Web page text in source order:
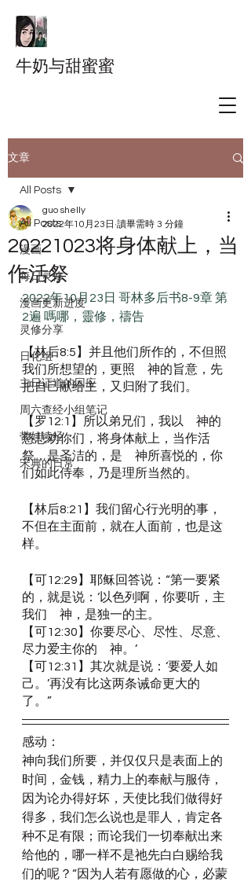
牛奶与甜蜜蜜
文章
All Posts
漫画
每日灵修
漫画更新进度
灵修分享
日化组
主日证道的回应
周六查经小组笔记
带娃读经
宋典的日常
All Posts
20221023将身体献上，当
作活祭
guo shelly
2022年10月23日 讀畢需時 3 分鐘
2022年10月23日 哥林多后书8-9章 第
2遍 嗎哪，靈修，禱告
【林后8:5】并且他们所作的，不但照
我们所想望的，更照　神的旨意，先
把自己献给主，又归附了我们。
【罗12:1】所以弟兄们，我以　神的
慈悲劝你们，将身体献上，当作活
祭，是圣洁的，是　神所喜悦的，你
们如此侍奉，乃是理所当然的。
【林后8:21】我们留心行光明的事，
不但在主面前，就在人面前，也是这
样。
【可12:29】耶稣回答说：“第一要紧
的，就是说：‘以色列啊，你要听，主
我们　神，是独一的主。
【可12:30】你要尽心、尽性、尽意、
尽力爱主你的　神。’
【可12:31】其次就是说：‘要爱人如
己。’再没有比这两条诫命更大的
了。”
感动：
神向我们所要，并仅仅只是表面上的
时间，金钱，精力上的奉献与服侍，
因为论办得好坏，天使比我们做得好
得多，我们怎么说也是罪人，肯定各
种不足有限；而论我们一切奉献出来
给他的，哪一样不是祂先白白赐给我
们的呢？“因为人若有愿做的心，必蒙